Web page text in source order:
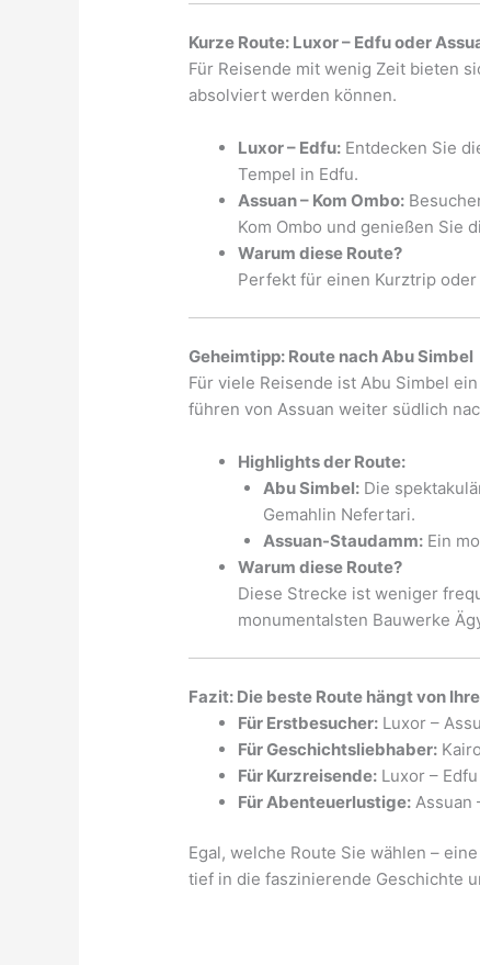
Kurze Route: Luxor – Edfu oder
Für Reisende mit wenig Zeit bieten
absolviert werden können.
Luxor – Edfu: Entdecken Sie
Tempel in Edfu.
Assuan – Kom Ombo:
Kom Ombo und genießen Sie
Warum diese Route?
Perfekt für einen Kurztrip
Geheimtipp: Route nach Abu Simbel
Für viele Reisende ist Abu Simbel
führen von Assuan weiter südlich
Highlights der Route:
Abu Simbel:Die
Gemahlin Nefertari.
Assuan-Staudamm:Ein
Warum diese Route?
Diese Strecke ist weniger
monumentalsten Bauwerke
Fazit: Die beste Route hängt von
Für Erstbesucher: Luxor –
Für Geschichtsliebhaber:
Für Kurzreisende: Luxor –
Für Abenteuerlustige: Assuan
Egal, welche Route Sie wählen –
tief in die faszinierende Geschichte